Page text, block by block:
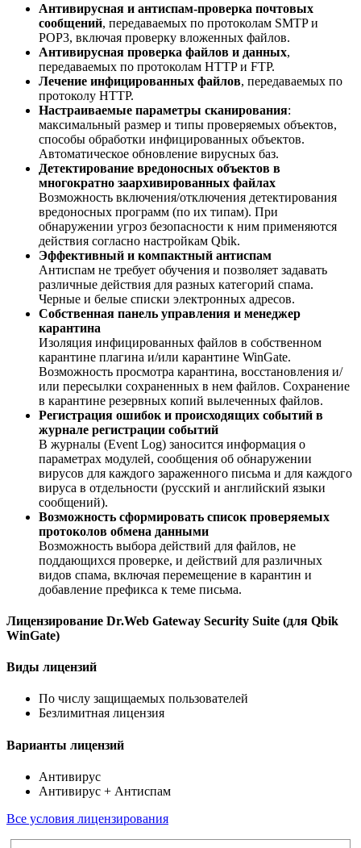
Антивирусная и антиспам-проверка почтовых
сообщений, передаваемых по протоколам SMTP и
POP3, включая проверку вложенных файлов.
Антивирусная проверка файлов и данных,
передаваемых по протоколам HTTP и FTP.
Лечение инфицированных файлов, передаваемых по
протоколу HTTP.
Настраиваемые параметры сканирования:
максимальный размер и типы проверяемых объектов,
способы обработки инфицированных объектов.
Автоматическое обновление вирусных баз.
Детектирование вредоносных объектов в
многократно заархивированных файлах
Возможность включения/отключения детектирования
вредоносных программ (по их типам). При
обнаружении угроз безопасности к ним применяются
действия согласно настройкам Qbik.
Эффективный и компактный антиспам
Антиспам не требует обучения и позволяет задавать
различные действия для разных категорий спама.
Черные и белые списки электронных адресов.
Собственная панель управления и менеджер
карантина
Изоляция инфицированных файлов в собственном
карантине плагина и/или карантине WinGate.
Возможность просмотра карантина, восстановления и/
или пересылки сохраненных в нем файлов. Сохранение
в карантине резервных копий вылеченных файлов.
Регистрация ошибок и происходящих событий в
журнале регистрации событий
В журналы (Event Log) заносится информация о
параметрах модулей, сообщения об обнаружении
вирусов для каждого зараженного письма и для каждого
вируса в отдельности (русский и английский языки
сообщений).
Возможность сформировать список проверяемых
протоколов обмена данными
Возможность выбора действий для файлов, не
поддающихся проверке, и действий для различных
видов спама, включая перемещение в карантин и
добавление префикса к теме письма.
Лицензирование Dr.Web Gateway Security Suite (для Qbik
WinGate)
Виды лицензий
По числу защищаемых пользователей
Безлимитная лицензия
Варианты лицензий
Антивирус
Антивирус + Антиспам
Все условия лицензирования